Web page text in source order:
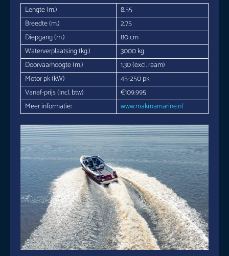
Lengte (m.)
8.55
Breedte (m.)
2,75
Diepgang (m.)
80 cm
Waterverplaatsing (kg.)
3000 kg
Doorvaarhoogte (m.)
1,30 (excl. raam)
Motor pk (kW)
45-250 pk
Vanaf-prijs (incl. btw)
€109.995
Meer informatie:
www.makmamarine.nl